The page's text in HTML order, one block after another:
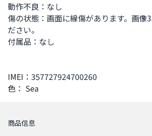
動作不良：なし
傷の状態：画面に線傷があります。画像
ださい。
付属品：なし
IMEI：357727924700260
色： Sea
商品信息